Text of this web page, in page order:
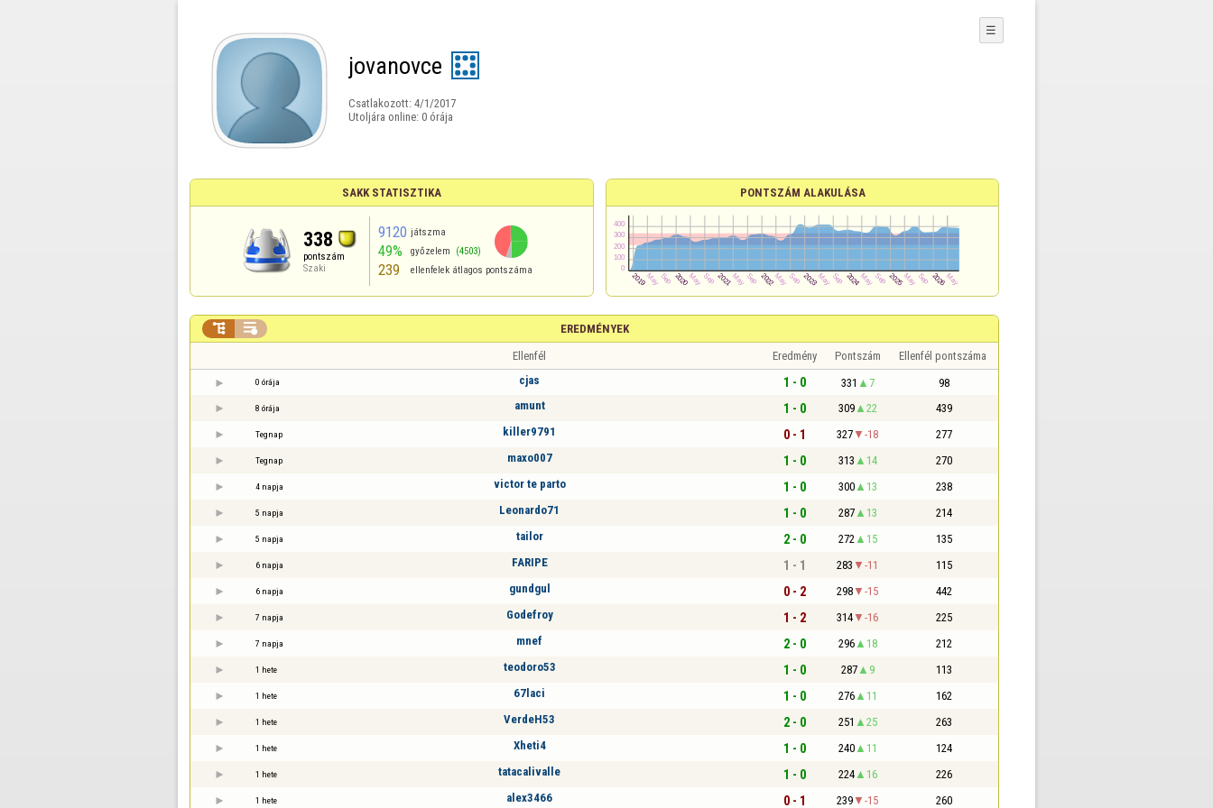
jovanovce
Csatlakozott: 4/1/2017
Utoljára online: 0 órája
☰
SAKK STATISZTIKA
338
pontszám
Szaki
9120 játszma
49% győzelem (4503)
239 ellenfelek átlagos pontszáma
PONTSZÁM ALAKULÁSA
EREDMÉNYEK
 
Ellenfél Eredmény Pontszám Ellenfél pontszáma
0 órája cjas 1 - 0 331 7 98
8 órája amunt 1 - 0 309 22 439
Tegnap killer9791 0 - 1 327 -18 277
Tegnap maxo007 1 - 0 313 14 270
4 napja victor te parto 1 - 0 300 13 238
5 napja Leonardo71 1 - 0 287 13 214
5 napja tailor 2 - 0 272 15 135
6 napja FARIPE 1 - 1 283 -11 115
6 napja gundgul 0 - 2 298 -15 442
7 napja Godefroy 1 - 2 314 -16 225
7 napja mnef 2 - 0 296 18 212
1 hete teodoro53 1 - 0 287 9 113
1 hete 67laci 1 - 0 276 11 162
1 hete VerdeH53 2 - 0 251 25 263
1 hete Xheti4 1 - 0 240 11 124
1 hete tatacalivalle 1 - 0 224 16 226
1 hete alex3466 0 - 1 239 -15 260